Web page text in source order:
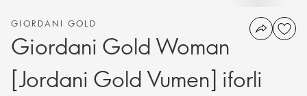
GIORDANI GOLD
Giordani Gold Woman
[Jordani Gold Vumen] iforli